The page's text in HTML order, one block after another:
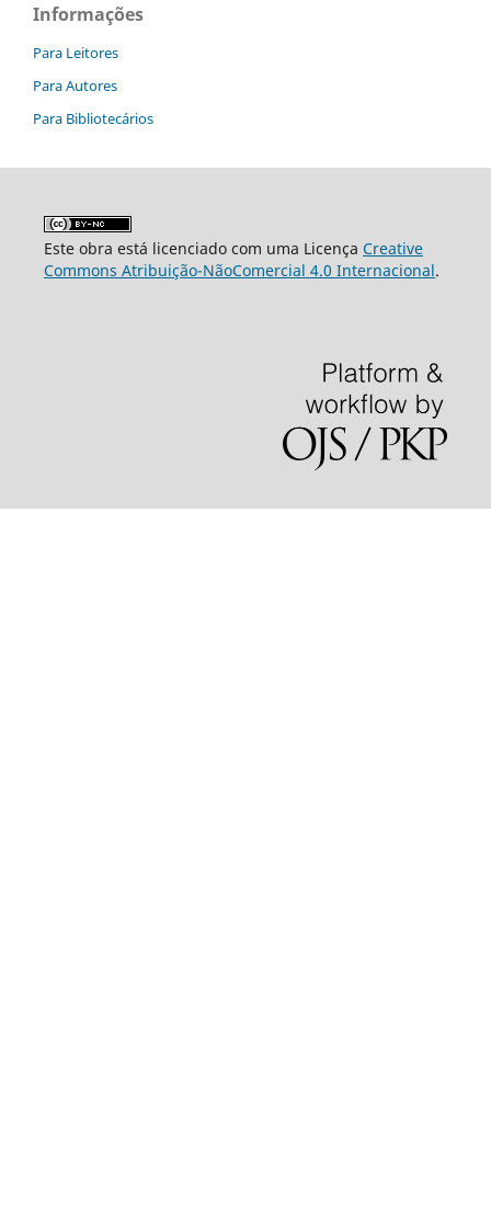
Informações
Para Leitores
Para Autores
Para Bibliotecários
Este obra está licenciado com uma Licença Creative
Commons Atribuição-NãoComercial 4.0 Internacional.